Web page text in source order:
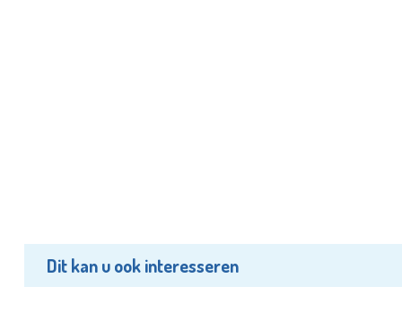
Dit kan u ook interesseren